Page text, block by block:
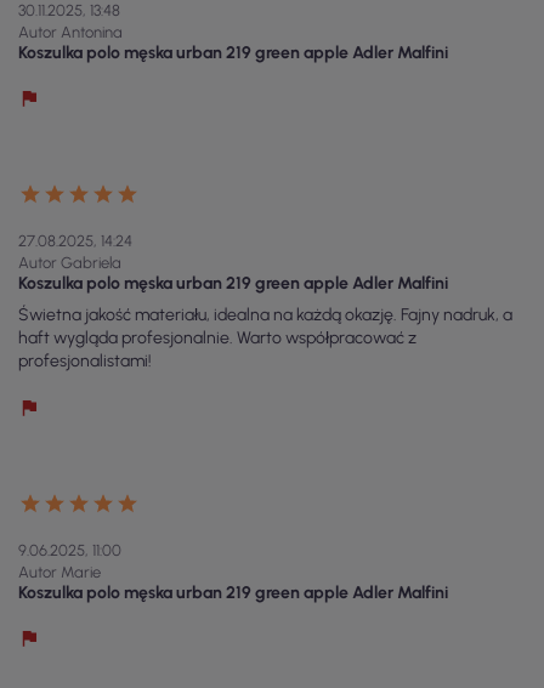
30.11.2025, 13:48
Autor Antonina
Koszulka polo męska urban 219 green apple Adler Malfini
27.08.2025, 14:24
Autor Gabriela
Koszulka polo męska urban 219 green apple Adler Malfini
Świetna jakość materiału, idealna na każdą okazję. Fajny nadruk, a
haft wygląda profesjonalnie. Warto współpracować z
profesjonalistami!
9.06.2025, 11:00
Autor Marie
Koszulka polo męska urban 219 green apple Adler Malfini